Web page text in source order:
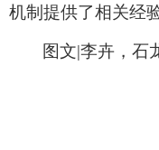
机制提供了相关经验
图文|李卉， 石